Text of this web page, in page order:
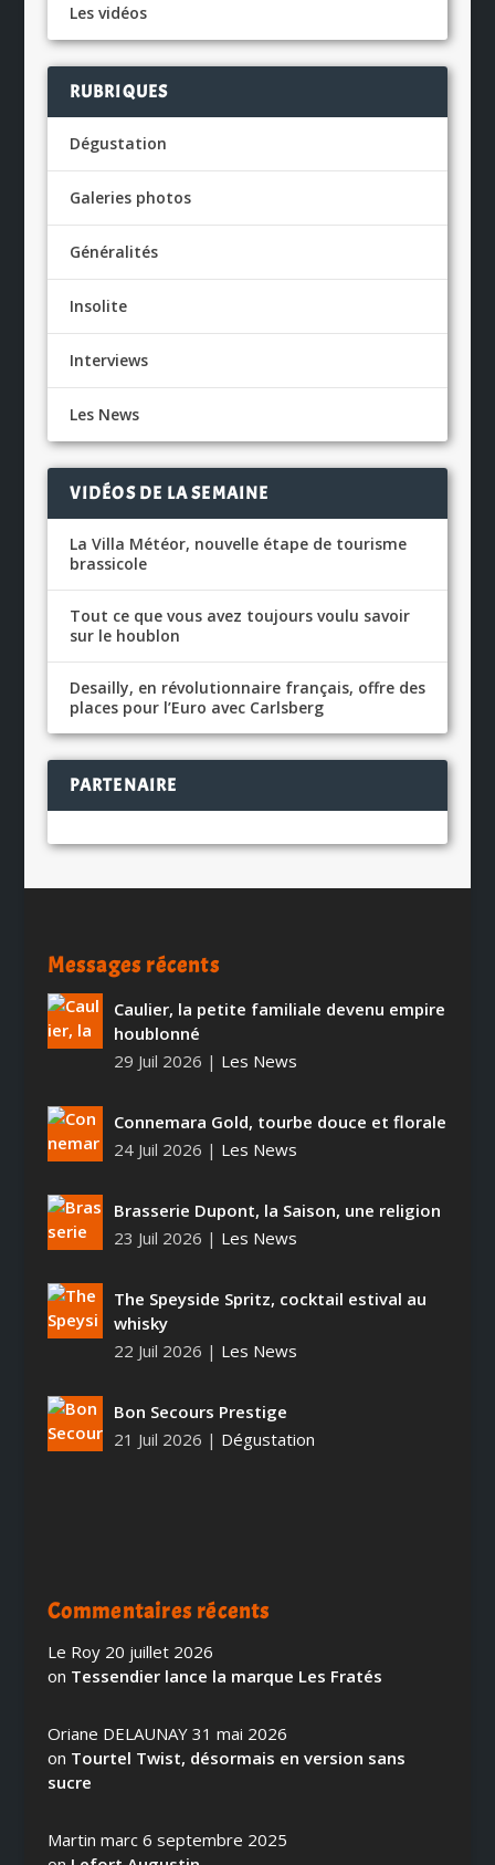
Les vidéos
RUBRIQUES
Dégustation
Galeries photos
Généralités
Insolite
Interviews
Les News
VIDÉOS DE LA SEMAINE
La Villa Météor, nouvelle étape de tourisme
brassicole
Tout ce que vous avez toujours voulu savoir
sur le houblon
Desailly, en révolutionnaire français, offre des
places pour l’Euro avec Carlsberg
PARTENAIRE
Messages récents
Caulier, la petite familiale devenu empire
houblonné
29 Juil 2026 | Les News
Connemara Gold, tourbe douce et florale
24 Juil 2026 | Les News
Brasserie Dupont, la Saison, une religion
23 Juil 2026 | Les News
The Speyside Spritz, cocktail estival au
whisky
22 Juil 2026 | Les News
Bon Secours Prestige
21 Juil 2026 | Dégustation
Commentaires récents
Le Roy 20 juillet 2026
on Tessendier lance la marque Les Fratés
Oriane DELAUNAY 31 mai 2026
on Tourtel Twist, désormais en version sans
sucre
Martin marc 6 septembre 2025